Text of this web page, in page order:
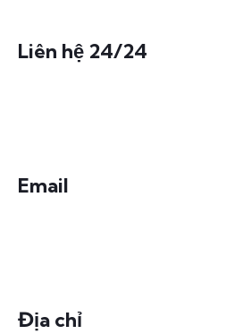
Liên hệ 24/24
Email
Địa chỉ